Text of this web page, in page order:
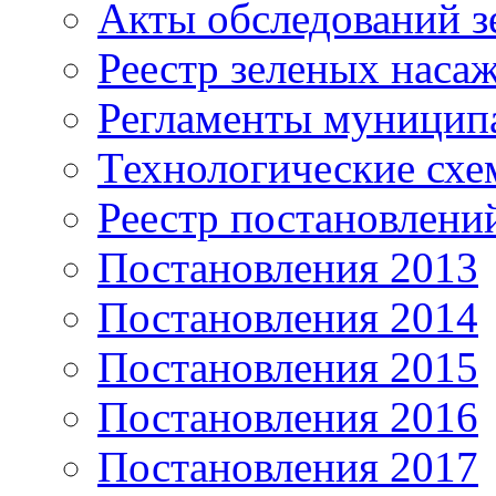
Акты обследований
Реестр зеленых
Регламенты
Технологические
Реестр
Постановления 2013
Постановления 2014
Постановления 2015
Постановления 2016
Постановления 2017